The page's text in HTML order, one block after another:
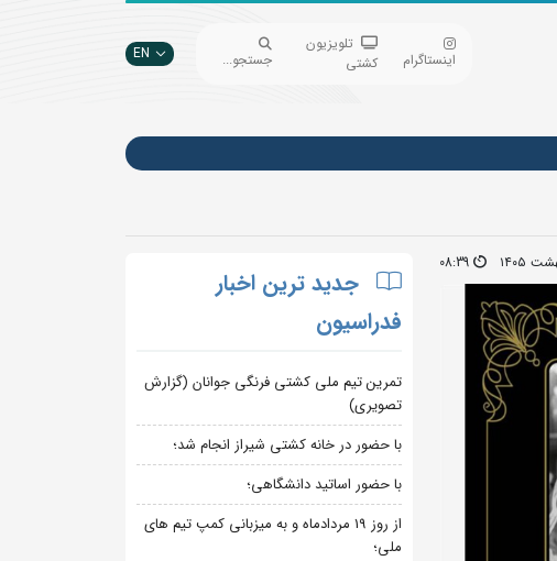
اینستاگرام
تلویزیون
کشتی
جستجو... EN
08:39
جدید ترین اخبار
فدراسیون
تمرین تیم ملی کشتی فرنگی جوانان (گزارش
تصویری)
با حضور در خانه کشتی شیراز انجام شد؛
با حضور اساتید دانشگاهی؛
از روز 19 مردادماه و به میزبانی کمپ تیم های
ملی؛